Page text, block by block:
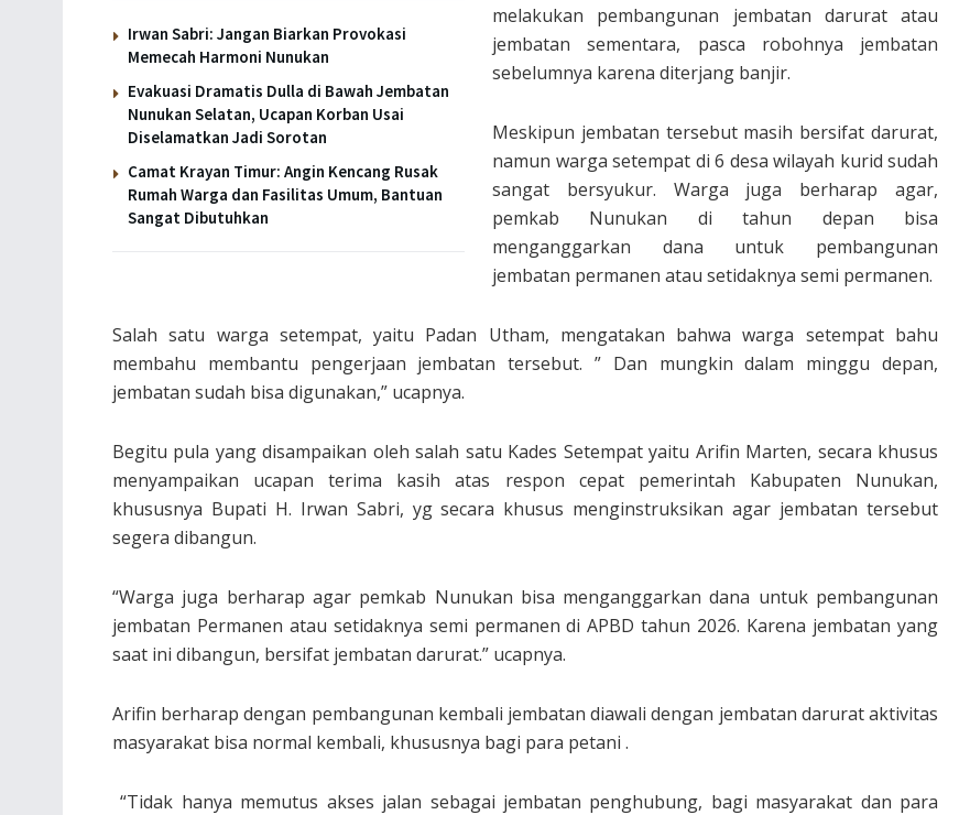
Irwan Sabri: Jangan Biarkan Provokasi
Memecah Harmoni Nunukan
Evakuasi Dramatis Dulla di Bawah Jembatan
Nunukan Selatan, Ucapan Korban Usai
Diselamatkan Jadi Sorotan
Camat Krayan Timur: Angin Kencang Rusak
Rumah Warga dan Fasilitas Umum, Bantuan
Sangat Dibutuhkan
melakukan pembangunan jembatan darurat atau
jembatan sementara, pasca robohnya jembatan
sebelumnya karena diterjang banjir.
Meskipun jembatan tersebut masih bersifat darurat,
namun warga setempat di 6 desa wilayah kurid sudah
sangat bersyukur. Warga juga berharap agar,
pemkab Nunukan di tahun depan bisa
menganggarkan dana untuk pembangunan
jembatan permanen atau setidaknya semi permanen.
Salah satu warga setempat, yaitu Padan Utham, mengatakan bahwa warga setempat bahu
membahu membantu pengerjaan jembatan tersebut. ” Dan mungkin dalam minggu depan,
jembatan sudah bisa digunakan,” ucapnya.
Begitu pula yang disampaikan oleh salah satu Kades Setempat yaitu Arifin Marten, secara khusus
menyampaikan ucapan terima kasih atas respon cepat pemerintah Kabupaten Nunukan,
khususnya Bupati H. Irwan Sabri, yg secara khusus menginstruksikan agar jembatan tersebut
segera dibangun.
“Warga juga berharap agar pemkab Nunukan bisa menganggarkan dana untuk pembangunan
jembatan Permanen atau setidaknya semi permanen di APBD tahun 2026. Karena jembatan yang
saat ini dibangun, bersifat jembatan darurat.” ucapnya.
Arifin berharap dengan pembangunan kembali jembatan diawali dengan jembatan darurat aktivitas
masyarakat bisa normal kembali, khususnya bagi para petani .
“Tidak hanya memutus akses jalan sebagai jembatan penghubung, bagi masyarakat dan para